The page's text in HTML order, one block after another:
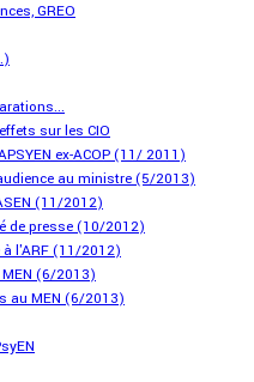
GREO
sur les CIO
ex-ACOP (11/ 2011)
au ministre (5/2013)
(11/2012)
de presse (10/2012)
à l'ARF (11/2012)
MEN (6/2013)
au MEN (6/2013)